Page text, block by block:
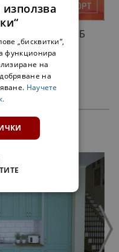
ЗЛАТЕН ДЪБ
„бисквитки“,
функционира
на
на
Научете